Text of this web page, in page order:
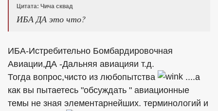
Цитата: Чича сквад
ИБА ДА это что?
ИБА-Истребительно Бомбардировочная
Авиации,ДА -Дальняя авиацияи т.д.
Тогда вопрос,чисто из любопытства
....а
как вы пытаетесь "обсуждать " авиационные
темы не зная элементарнейших. терминологий и